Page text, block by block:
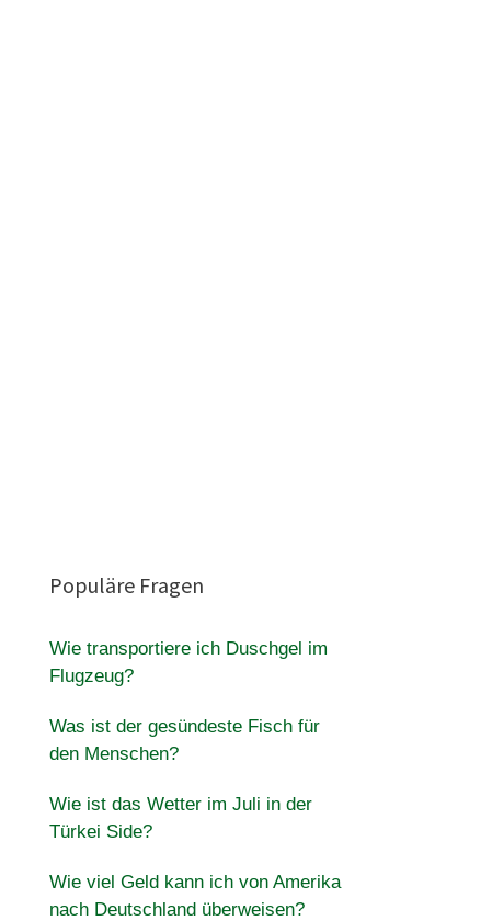
Populäre Fragen
Wie transportiere ich Duschgel im
Flugzeug?
Was ist der gesündeste Fisch für
den Menschen?
Wie ist das Wetter im Juli in der
Türkei Side?
Wie viel Geld kann ich von Amerika
nach Deutschland überweisen?